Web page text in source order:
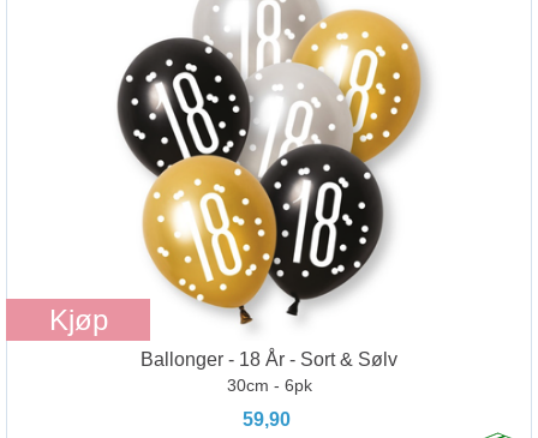
Kjøp
Ballonger - 18 År - Sort & Sølv
30cm - 6pk
59,90